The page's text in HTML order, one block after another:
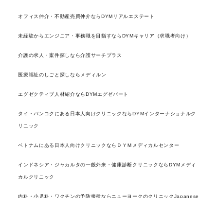
オフィス仲介・不動産売買仲介ならDYMリアルエステート
未経験からエンジニア・事務職を目指すならDYMキャリア（求職者向け）
介護の求人・案件探しなら介護サーチプラス
医療福祉のしごと探しならメディルン
エグゼクティブ人材紹介ならDYMエグゼパート
タイ・バンコクにある日本人向けクリニックならDYMインターナショナルク
リニック
ベトナムにある日本人向けクリニックならＤＹＭメディカルセンター
インドネシア・ジャカルタの一般外来・健康診断クリニックならDYMメディ
カルクリニック
内科・小児科・ワクチンの予防接種ならニューヨークのクリニックJapanese